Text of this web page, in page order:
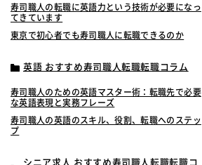
寿司職人の転職に英語力という技術が必要になっ
てきています
東京で初心者でも寿司職人に転職できるのか
英語 おすすめ寿司職人転職転職コラム
寿司職人のための英語マスター術：転職先で必要
な英語表現と実務フレーズ
寿司職人の英語のスキル、役割、転職へのステッ
プ
シニア求人 おすすめ寿司職人転職転職コ